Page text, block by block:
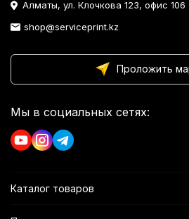
Алматы, ул. Клочкова 123, офис 106
shop@serviceprint.kz
Проложить
Мы в социальных сетях:
Каталог товаров